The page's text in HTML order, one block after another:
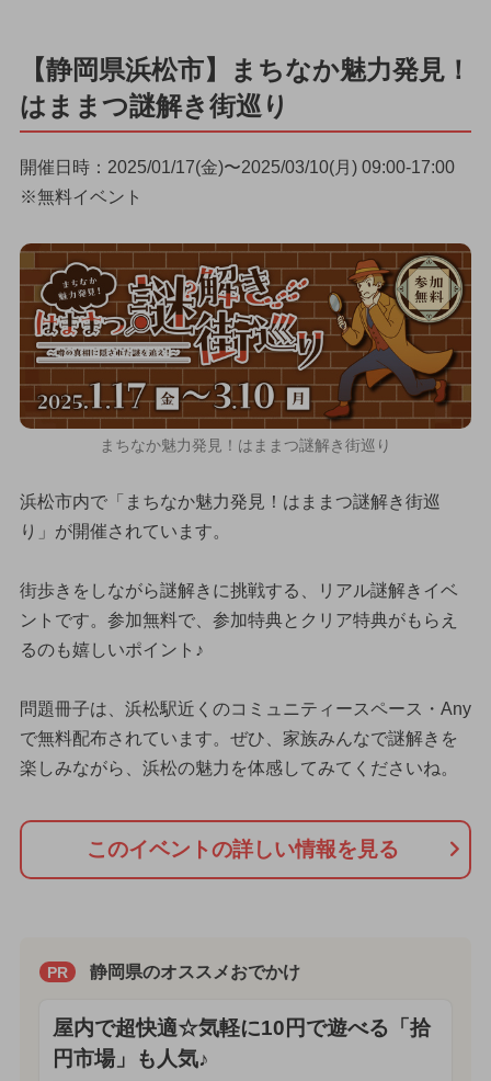
【静岡県浜松市】まちなか魅力発見！
はままつ謎解き街巡り
開催日時：2025/01/17(金)〜2025/03/10(月) 09:00-17:00
※無料イベント
まちなか魅力発見！はままつ謎解き街巡り
浜松市内で「まちなか魅力発見！はままつ謎解き街巡
り」が開催されています。
街歩きをしながら謎解きに挑戦する、リアル謎解きイベ
ントです。参加無料で、参加特典とクリア特典がもらえ
るのも嬉しいポイント♪
問題冊子は、浜松駅近くのコミュニティースペース・Any
で無料配布されています。ぜひ、家族みんなで謎解きを
楽しみながら、浜松の魅力を体感してみてくださいね。
このイベントの詳しい情報を見る
PR 静岡県のオススメおでかけ
屋内で超快適☆気軽に10円で遊べる「拾
円市場」も人気♪